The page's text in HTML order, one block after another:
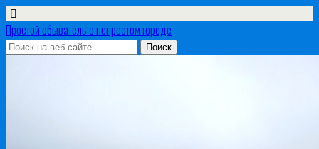
Простой обыватель о непростом городе